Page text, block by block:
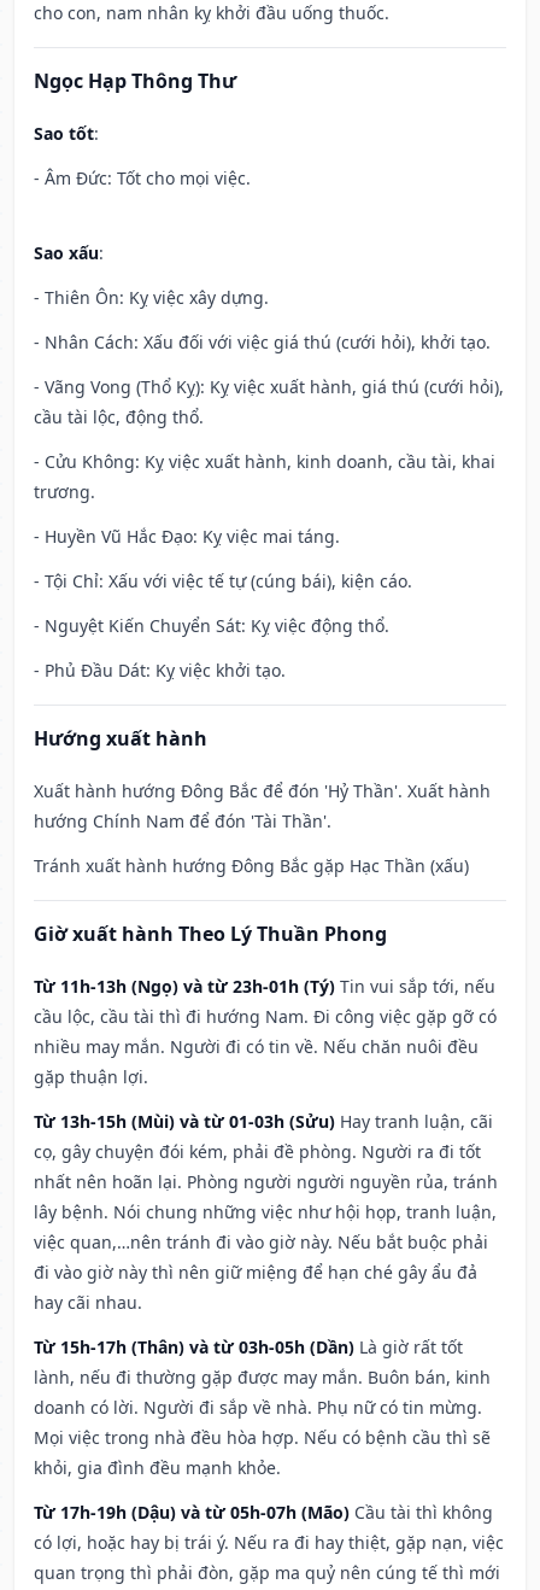
cho con, nam nhân kỵ khởi đầu uống thuốc.
Ngọc Hạp Thông Thư
Sao tốt:
- Âm Đức: Tốt cho mọi việc.
Sao xấu:
- Thiên Ôn: Kỵ việc xây dựng.
- Nhân Cách: Xấu đối với việc giá thú (cưới hỏi), khởi tạo.
- Vãng Vong (Thổ Kỵ): Kỵ việc xuất hành, giá thú (cưới hỏi),
cầu tài lộc, động thổ.
- Cửu Không: Kỵ việc xuất hành, kinh doanh, cầu tài, khai
trương.
- Huyền Vũ Hắc Đạo: Kỵ việc mai táng.
- Tội Chỉ: Xấu với việc tế tự (cúng bái), kiện cáo.
- Nguyệt Kiến Chuyển Sát: Kỵ việc động thổ.
- Phủ Đầu Dát: Kỵ việc khởi tạo.
Hướng xuất hành
Xuất hành hướng Đông Bắc để đón 'Hỷ Thần'. Xuất hành
hướng Chính Nam để đón 'Tài Thần'.
Tránh xuất hành hướng Đông Bắc gặp Hạc Thần (xấu)
Giờ xuất hành Theo Lý Thuần Phong
Từ 11h-13h (Ngọ) và từ 23h-01h (Tý) Tin vui sắp tới, nếu
cầu lộc, cầu tài thì đi hướng Nam. Đi công việc gặp gỡ có
nhiều may mắn. Người đi có tin về. Nếu chăn nuôi đều
gặp thuận lợi.
Từ 13h-15h (Mùi) và từ 01-03h (Sửu) Hay tranh luận, cãi
cọ, gây chuyện đói kém, phải đề phòng. Người ra đi tốt
nhất nên hoãn lại. Phòng người người nguyền rủa, tránh
lây bệnh. Nói chung những việc như hội họp, tranh luận,
việc quan,…nên tránh đi vào giờ này. Nếu bắt buộc phải
đi vào giờ này thì nên giữ miệng để hạn ché gây ẩu đả
hay cãi nhau.
Từ 15h-17h (Thân) và từ 03h-05h (Dần) Là giờ rất tốt
lành, nếu đi thường gặp được may mắn. Buôn bán, kinh
doanh có lời. Người đi sắp về nhà. Phụ nữ có tin mừng.
Mọi việc trong nhà đều hòa hợp. Nếu có bệnh cầu thì sẽ
khỏi, gia đình đều mạnh khỏe.
Từ 17h-19h (Dậu) và từ 05h-07h (Mão) Cầu tài thì không
có lợi, hoặc hay bị trái ý. Nếu ra đi hay thiệt, gặp nạn, việc
quan trọng thì phải đòn, gặp ma quỷ nên cúng tế thì mới